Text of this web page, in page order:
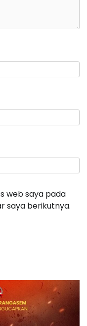
web saya pada
saya berikutnya.